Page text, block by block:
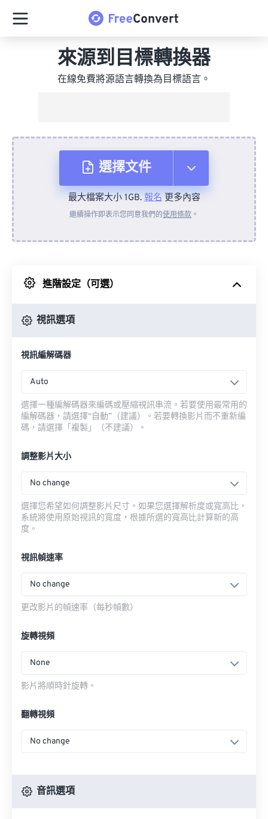
來源到目標轉換器
在線免費將源語言轉換為目標語言。
選擇文件
來自裝置
來自 Google 雲端硬碟
最大檔案大小 1GB.報名更多內容
繼續操作即表示您同意我們的使用條款 。
進階設定（可選）
視訊選項
視訊編解碼器
Auto
選擇一種編解碼器來編碼或壓縮視訊串流。若要使用最常用的
編解碼器，請選擇“自動”（建議）。若要轉換影片而不重新編
碼，請選擇「複製」（不建議）。
調整影片大小
No change
選擇您希望如何調整影片尺寸。如果您選擇解析度或寬高比，
系統將使用原始視訊的寬度，根據所選的寬高比計算新的高
度。
視訊幀速率
No change
更改影片的幀速率（每秒幀數）
旋轉視頻
None
影片將順時針旋轉。
翻轉視頻
No change
音訊選項